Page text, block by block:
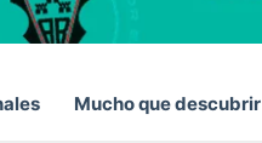
Mucho que descubrir